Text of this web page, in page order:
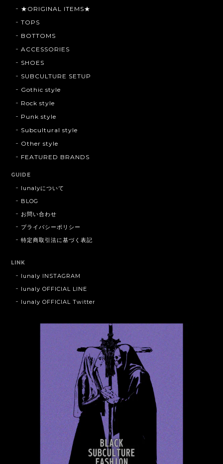
★ORIGINAL ITEMS★
TOPS
BOTTOMS
ACCESSORIES
SHOES
SUBCULTURE SETUP
Gothic style
Rock style
Punk style
Subcultural style
Other style
FEATURED BRANDS
GUIDE
lunalyについて
BLOG
お問い合わせ
プライバシーポリシー
特定商取引法に基づく表記
LINK
lunaly INSTAGRAM
lunaly OFFICIAL LINE
lunaly OFFICIAL Twitter